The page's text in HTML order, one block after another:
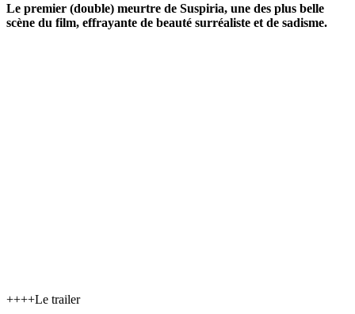
Le premier (double) meurtre de Suspiria, une des plus belle
scène du film, effrayante de beauté surréaliste et de sadisme.
++++Le trailer